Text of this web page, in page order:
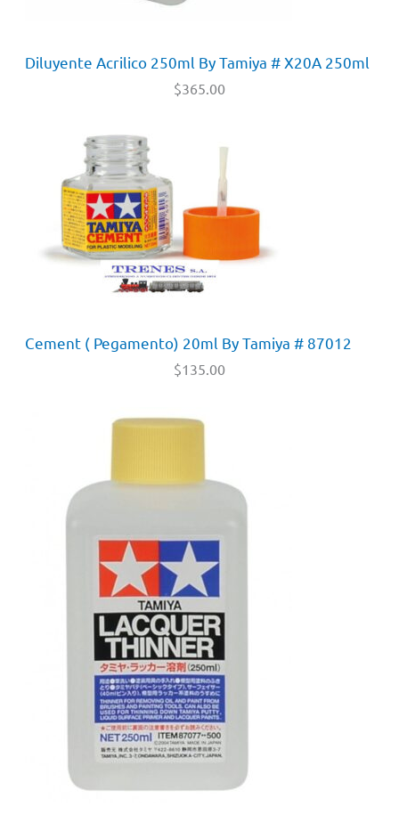
Diluyente Acrilico 250ml By Tamiya # X20A 250ml
$365.00
Cement ( Pegamento) 20ml By Tamiya # 87012
$135.00